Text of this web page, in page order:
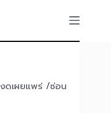
งดเผยแพร่ /ซ่อน